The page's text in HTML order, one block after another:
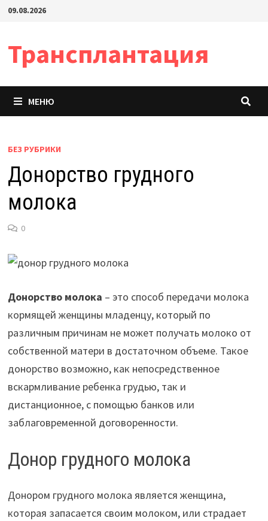
Перейти
09.08.2026
Трансплантация
МЕНЮ
БЕЗ РУБРИКИ
Донорство грудного
молока
0
Донорство молока – это способ передачи молока
кормящей женщины младенцу, который по
различным причинам не может получать молоко от
собственной матери в достаточном объеме. Такое
донорство возможно, как непосредственное
вскармливание ребенка грудью, так и
дистанционное, с помощью банков или
заблаговременной договоренности.
Донор грудного молока
Донором грудного молока является женщина,
которая запасается своим молоком, или страдает